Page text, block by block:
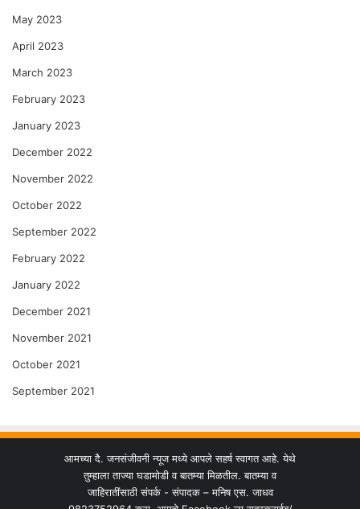
May 2023
April 2023
March 2023
February 2023
January 2023
December 2022
November 2022
October 2022
September 2022
February 2022
January 2022
December 2021
November 2021
October 2021
September 2021
आमच्या दै. जनसंजीवनी न्यूज मध्ये आपले सहर्ष स्वागत आहे. येथे
तुम्हाला ताज्या घडामोडी व बातम्या मिळतील. बातम्या व
जाहिरातींसाठी संपर्क - संपादक – मनिष एस. जाधव